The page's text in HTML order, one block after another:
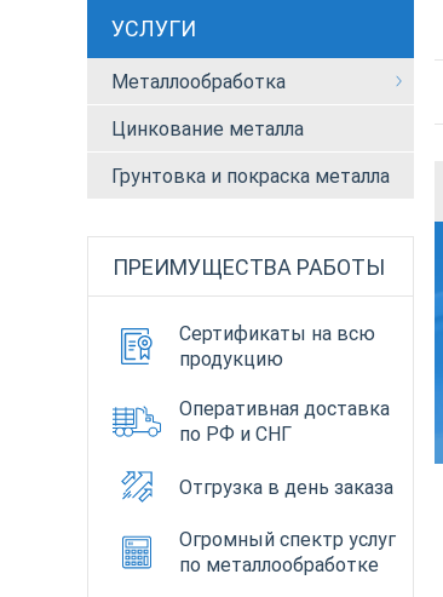
УСЛУГИ
Металлообработка
Цинкование металла
Грунтовка и покраска металла
ПРЕИМУЩЕСТВА РАБОТЫ
Сертификаты на всю
продукцию
Оперативная доставка
по РФ и СНГ
Отгрузка в день заказа
Огромный спектр услуг
по металлообработке